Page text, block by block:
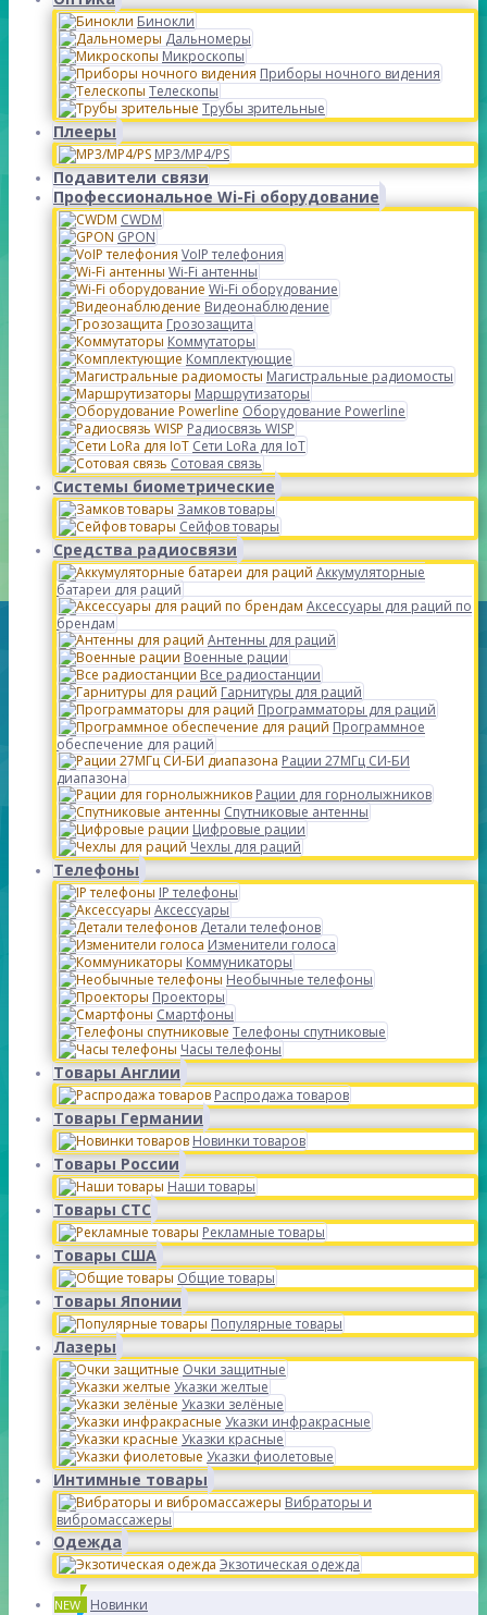
Бинокли
Дальномеры
Микроскопы
Приборы ночного видения
Телескопы
Трубы зрительные
Плееры
MP3/MP4/PS
Подавители связи
Профессиональное Wi-Fi оборудование
CWDM
GPON
VoIP телефония
Wi-Fi антенны
Wi-Fi оборудование
Видеонаблюдение
Грозозащита
Коммутаторы
Комплектующие
Магистральные радиомосты
Маршрутизаторы
Оборудование Powerline
Радиосвязь WISP
Сети LoRa для IoT
Сотовая связь
Системы биометрические
Замков товары
Сейфов товары
Средства радиосвязи
Аккумуляторные
батареи для раций
Аксессуары для раций по
брендам
Антенны для раций
Военные рации
Все радиостанции
Гарнитуры для раций
Программаторы для раций
Программное
обеспечение для раций
Рации 27МГц СИ-БИ
диапазона
Рации для горнолыжников
Спутниковые антенны
Цифровые рации
Чехлы для раций
Телефоны
IP телефоны
Аксессуары
Детали телефонов
Изменители голоса
Коммуникаторы
Необычные телефоны
Проекторы
Смартфоны
Телефоны спутниковые
Часы телефоны
Товары Англии
Распродажа товаров
Товары Германии
Новинки товаров
Товары России
Наши товары
Товары СТС
Рекламные товары
Товары США
Общие товары
Товары Японии
Популярные товары
Лазеры
Очки защитные
Указки желтые
Указки зелёные
Указки инфракрасные
Указки красные
Указки фиолетовые
Интимные товары
Вибраторы и
вибромассажеры
Одежда
Экзотическая одежда
NEW Новинки